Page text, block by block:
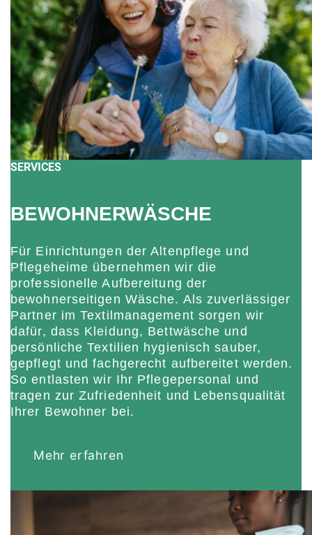
SERVICES
BEWOHNERWÄSCHE
Für Einrichtungen der Altenpflege und
Pflegeheime übernehmen wir die
professionelle Aufbereitung der
bewohnerseitigen Wäsche. Als zuverlässiger
Partner im Textilmanagement sorgen wir
dafür, dass Kleidung, Bettwäsche und
persönliche Textilien hygienisch sauber,
gepflegt und fachgerecht aufbereitet werden.
So entlasten wir Ihr Pflegepersonal und
tragen zur Zufriedenheit und Lebensqualität
Ihrer Bewohner bei.
Mehr erfahren